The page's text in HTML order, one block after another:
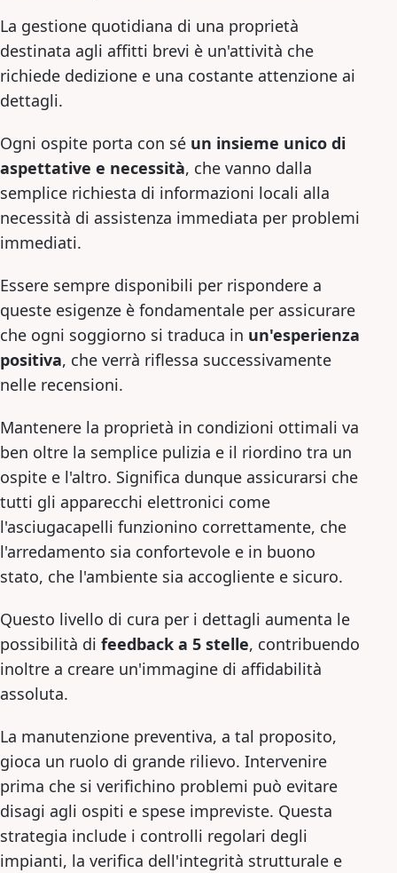
La gestione quotidiana di una proprietà
destinata agli affitti brevi è un'attività che
richiede dedizione e una costante attenzione ai
dettagli.
Ogni ospite porta con sé un insieme unico di
aspettative e necessità, che vanno dalla
semplice richiesta di informazioni locali alla
necessità di assistenza immediata per problemi
immediati.
Essere sempre disponibili per rispondere a
queste esigenze è fondamentale per assicurare
che ogni soggiorno si traduca in un'esperienza
positiva, che verrà riflessa successivamente
nelle recensioni.
Mantenere la proprietà in condizioni ottimali va
ben oltre la semplice pulizia e il riordino tra un
ospite e l'altro. Significa dunque assicurarsi che
tutti gli apparecchi elettronici come
l'asciugacapelli funzionino correttamente, che
l'arredamento sia confortevole e in buono
stato, che l'ambiente sia accogliente e sicuro.
Questo livello di cura per i dettagli aumenta le
possibilità di feedback a 5 stelle, contribuendo
inoltre a creare un'immagine di affidabilità
assoluta.
La manutenzione preventiva, a tal proposito,
gioca un ruolo di grande rilievo. Intervenire
prima che si verifichino problemi può evitare
disagi agli ospiti e spese impreviste. Questa
strategia include i controlli regolari degli
impianti, la verifica dell'integrità strutturale e